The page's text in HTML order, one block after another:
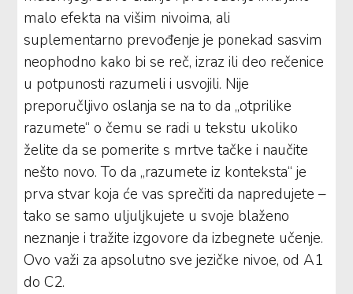
malo efekta na višim nivoima, ali
suplementarno prevođenje je ponekad sasvim
neophodno kako bi se reč, izraz ili deo rečenice
u potpunosti razumeli i usvojili. Nije
preporučljivo oslanja se na to da „otprilike
razumete“ o čemu se radi u tekstu ukoliko
želite da se pomerite s mrtve tačke i naučite
nešto novo. To da „razumete iz konteksta“ je
prva stvar koja će vas sprečiti da napredujete –
tako se samo uljuljkujete u svoje blaženo
neznanje i tražite izgovore da izbegnete učenje.
Ovo važi za apsolutno sve jezičke nivoe, od A1
do C2.